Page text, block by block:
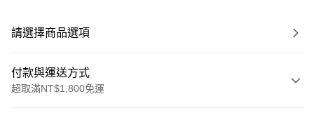
請選擇商品選項
付款與運送方式
超取滿NT$1,800免運